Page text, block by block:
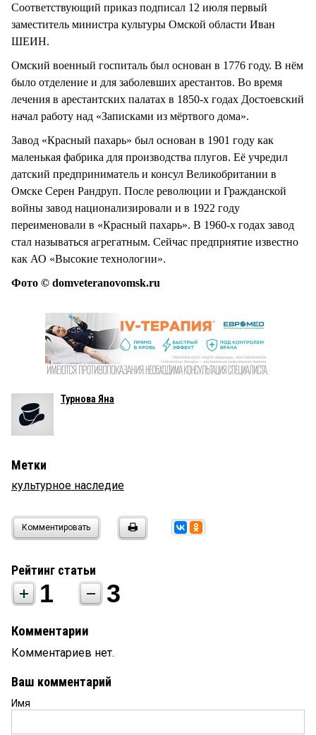
Соответствующий приказ подписал 12 июля первый
заместитель министра культуры Омской области Иван
ШЕИН.
Омский военный госпиталь был основан в 1776 году. В нём
было отделение и для заболевших арестантов. Во время
лечения в арестантских палатах в 1850-х годах Достоевский
начал работу над «Записками из мёртвого дома».
Завод «Красный пахарь» был основан в 1901 году как
маленькая фабрика для производства плугов. Её учредил
датский предприниматель и консул Великобритании в
Омске Серен Рандруп. После революции и Гражданской
войны завод национализировали и в 1922 году
переименовали в «Красный пахарь». В 1960-х годах завод
стал называться агрегатным. Сейчас предприятие известно
как АО «Высокие технологии».
Фото © domveteranovomsk.ru
Турнова Яна
Метки
культурное наследие
Комментировать
Рейтинг статьи
1 3
Комментарии
Комментариев нет.
Ваш комментарий
Имя